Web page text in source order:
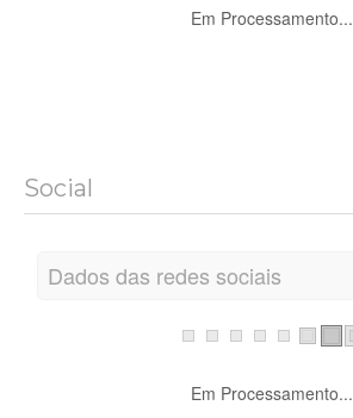
Em Processamento...
Social
Dados das redes sociais
Em Processamento...